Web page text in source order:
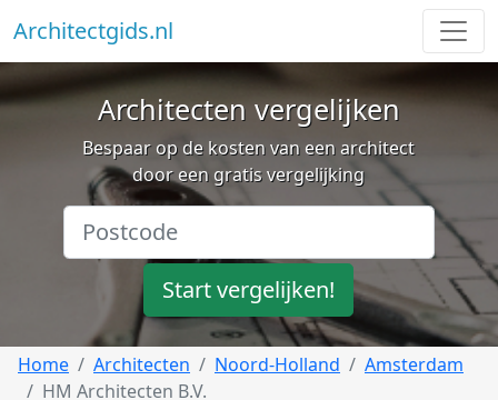
Architectgids.nl
Architecten vergelijken
Bespaar op de kosten van een architect
door een gratis vergelijking
Start vergelijken!
Home Architecten Noord-Holland
Amsterdam
HM Architecten B.V.